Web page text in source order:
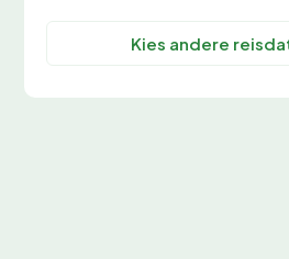
Kies andere